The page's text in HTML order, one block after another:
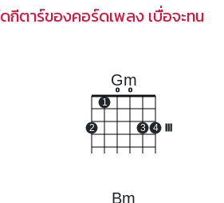
กีตาร์ของคอร์ดเพลง เบื่อจะทน
Gm
2
1
o o
3 4
Bm